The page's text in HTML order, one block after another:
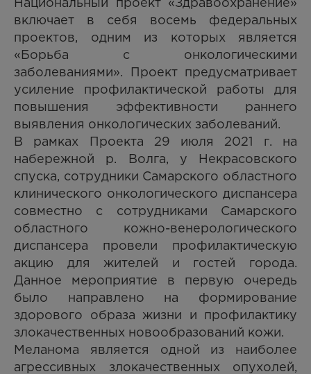
Национальный проект «Здравоохранение»
включает в себя восемь федеральных
проектов, одним из которых является
«Борьба с онкологическими
заболеваниями». Проект предусматривает
усиление профилактической работы для
повышения эффективности раннего
выявления онкологических заболеваний.
В рамках Проекта 29 июля 2021 г. на
набережной р. Волга, у Некрасовского
спуска, сотрудники Самарского областного
клинического онкологического диспансера
совместно с сотрудниками Самарского
областного кожно-венерологического
диспансера провели профилактическую
акцию для жителей и гостей города.
Данное мероприятие в первую очередь
было направлено на формирование
здорового образа жизни и профилактику
злокачественных новообразований кожи.
Меланома является одной из наиболее
агрессивных злокачественных опухолей,